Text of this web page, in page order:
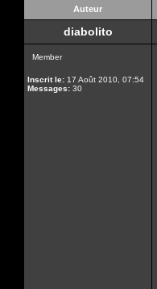
Auteur
diabolito
Member
Inscrit le: 17 Août 2010, 07:54
Messages: 30